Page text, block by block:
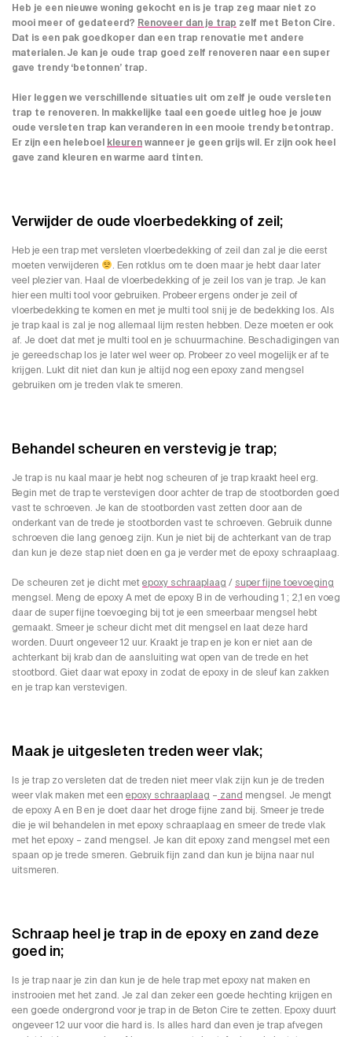
Heb je een nieuwe woning gekocht en is je trap zeg maar niet zo
mooi meer of gedateerd? Renoveer dan je trap zelf met Beton Cire.
Dat is een pak goedkoper dan een trap renovatie met andere
materialen. Je kan je oude trap goed zelf renoveren naar een super
gave trendy ‘betonnen’ trap.
Hier leggen we verschillende situaties uit om zelf je oude versleten
trap te renoveren. In makkelijke taal een goede uitleg hoe je jouw
oude versleten trap kan veranderen in een mooie trendy betontrap.
Er zijn een heleboel kleurenwanneer je geen grijs wil. Er zijn ook heel
gave zand kleuren en warme aard tinten.
Verwijder de oude vloerbedekking of zeil;
Heb je een trap met versleten vloerbedekking of zeil dan zal je die eerst
moeten verwijderen
. Een rotklus om te doen maar je hebt daar later
veel plezier van. Haal de vloerbedekking of je zeil los van je trap. Je kan
hier een multi tool voor gebruiken. Probeer ergens onder je zeil of
vloerbedekking te komen en met je multi tool snij je de bedekking los. Als
je trap kaal is zal je nog allemaal lijm resten hebben. Deze moeten er ook
af. Je doet dat met je multi tool en je schuurmachine. Beschadigingen van
je gereedschap los je later wel weer op. Probeer zo veel mogelijk er af te
krijgen. Lukt dit niet dan kun je altijd nog een epoxy zand mengsel
gebruiken om je treden vlak te smeren.
Behandel scheuren en verstevig je trap;
Je trap is nu kaal maar je hebt nog scheuren of je trap kraakt heel erg.
Begin met de trap te verstevigen door achter de trap de stootborden goed
vast te schroeven. Je kan de stootborden vast zetten door aan de
onderkant van de trede je stootborden vast te schroeven. Gebruik dunne
schroeven die lang genoeg zijn. Kun je niet bij de achterkant van de trap
dan kun je deze stap niet doen en ga je verder met de epoxy schraaplaag.
De scheuren zet je dicht metepoxy schraaplaag / super fijne toevoeging
mengsel. Meng de epoxy A met de epoxy B in de verhouding 1 ; 2,1 en voeg
daar de super fijne toevoeging bij tot je een smeerbaar mengsel hebt
gemaakt. Smeer je scheur dicht met dit mengsel en laat deze hard
worden. Duurt ongeveer 12 uur. Kraakt je trap en je kon er niet aan de
achterkant bij krab dan de aansluiting wat open van de trede en het
stootbord. Giet daar wat epoxy in zodat de epoxy in de sleuf kan zakken
en je trap kan verstevigen.
Maak je uitgesleten treden weer vlak;
Is je trap zo versleten dat de treden niet meer vlak zijn kun je de treden
weer vlak maken met een epoxy schraaplaag – zand mengsel. Je mengt
de epoxy A en B en je doet daar het droge fijne zand bij. Smeer je trede
die je wil behandelen in met epoxy schraaplaag en smeer de trede vlak
met het epoxy – zand mengsel. Je kan dit epoxy zand mengsel met een
spaan op je trede smeren. Gebruik fijn zand dan kun je bijna naar nul
uitsmeren.
Schraap heel je trap in de epoxy en zand deze
goed in;
Is je trap naar je zin dan kun je de hele trap met epoxy nat maken en
instrooien met het zand. Je zal dan zeker een goede hechting krijgen en
een goede ondergrond voor je trap in de Beton Cire te zetten. Epoxy duurt
ongeveer 12 uur voor die hard is. Is alles hard dan even je trap afvegen